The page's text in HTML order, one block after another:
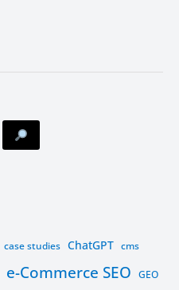
case studies ChatGPT cms
e-Commerce SEO GEO